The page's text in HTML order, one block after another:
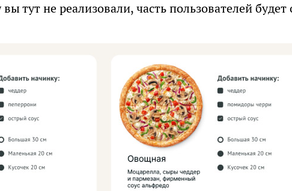
тут не реализовали, часть пользователей будет